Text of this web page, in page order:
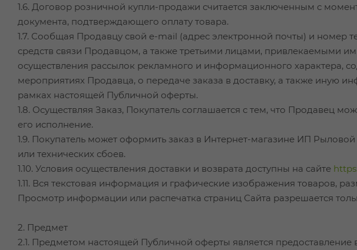
1.6. Договор розничной купли-продажи считается заключенным с
документа, подтверждающего оплату товара.
1.7. Сообщая Продавцу свой e-mail (адрес электронной почты) и номер
средств связи Продавцом, а также третьими лицами, привлекаемыми
осуществления рассылок рекламного и информационного характера,
мероприятиях Продавца, о передаче заказа в доставку, а также иную
рамках настоящей Публичной оферты.
1.8. Осуществляя Заказ, Покупатель соглашается с тем, что Продавец
его исполнение.
1.9. Покупатель может оформить заказ в Интернет-магазине ИП
или технических сбоев.
1.10. Условия осуществления доставки и возврата доступны на сайте
1.11. Вся текстовая информация и графические изображения товаров,
Просмотр информации или распечатка страниц Сайта разрешается
2. Предмет
2.1. Предметом настоящей Публичной оферты является